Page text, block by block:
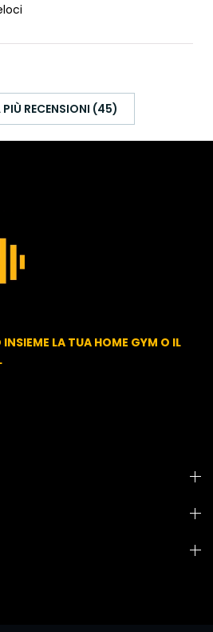
RECENSIONI (45)
LA TUA HOME GYM O IL